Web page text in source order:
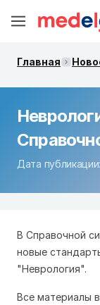
Главная
Дата
В Справочной
новые
"Неврология".
Все материалы